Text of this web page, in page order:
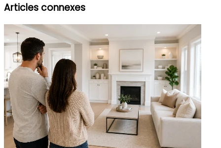
Articles connexes